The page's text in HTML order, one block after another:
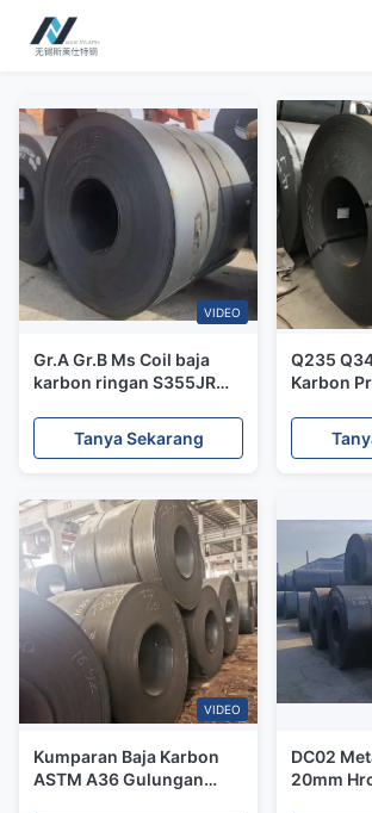
VIDEO
Gr.A Gr.B Ms Coil baja
karbon ringan S355JR
4mm - 100mm
Tanya Sekarang
Q235
Karbon
Penukar
VIDEO
Kumparan Baja Karbon
ASTM A36 Gulungan
DC02
20mm